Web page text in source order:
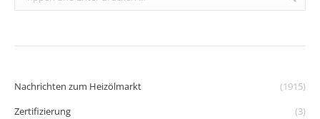
Nachrichten zum Heizölmarkt
(1915)
Zertifizierung
(3)